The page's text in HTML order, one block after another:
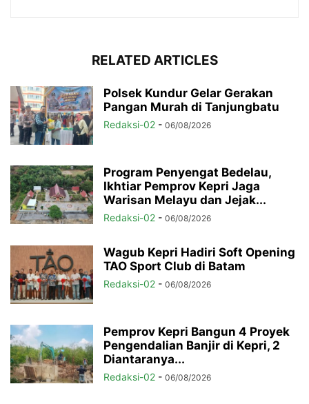
RELATED ARTICLES
Polsek Kundur Gelar Gerakan
Pangan Murah di Tanjungbatu
Redaksi-02 - 06/08/2026
Program Penyengat Bedelau,
Ikhtiar Pemprov Kepri Jaga
Warisan Melayu dan Jejak...
Redaksi-02 - 06/08/2026
Wagub Kepri Hadiri Soft Opening
TAO Sport Club di Batam
Redaksi-02 - 06/08/2026
Pemprov Kepri Bangun 4 Proyek
Pengendalian Banjir di Kepri, 2
Diantaranya...
Redaksi-02 - 06/08/2026